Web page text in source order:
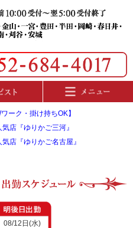
ーク・掛け持ちOK】
店『ゆりかご三河』
店『ゆりかご名古屋』
08/12日(水)